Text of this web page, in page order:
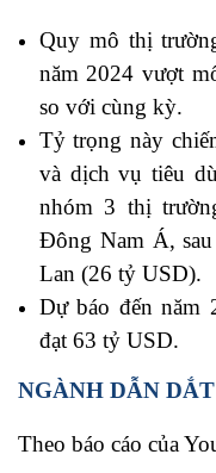
Quy mô thị
năm 2024 vượt
so với cùng kỳ.
Tỷ trọng này
và dịch vụ tiêu
nhóm 3 thị
Đông Nam Á,
Lan (26 tỷ USD).
Dự báo đến năm
đạt 63 tỷ USD.
NGÀNH DẪN
Theo báo cáo của